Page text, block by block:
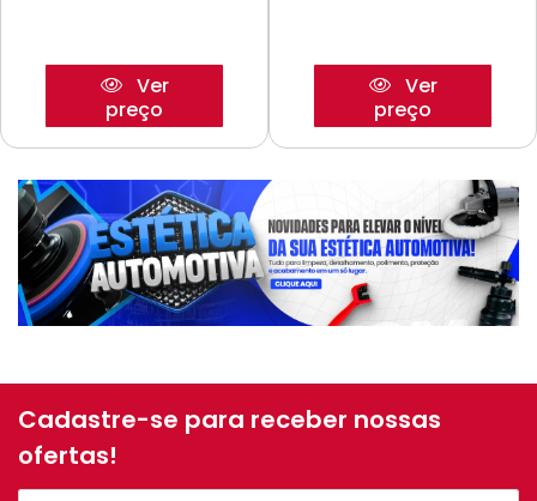
Ver
preço
Ver
preço
Cadastre-se para receber nossas
ofertas!